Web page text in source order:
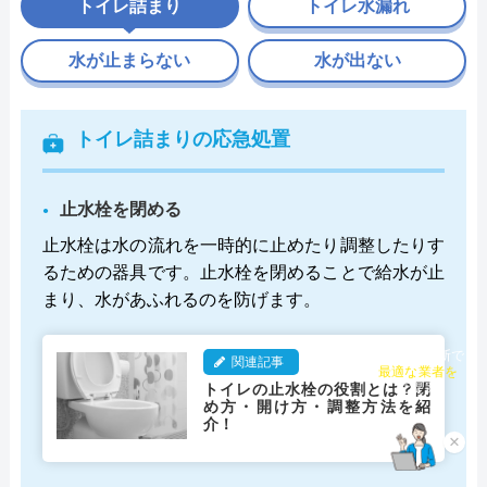
トイレ詰まり
トイレ詰まりの応急処置
止水栓を閉める
止水栓は水の流れを一時的に止めたり調整したりす
るための器具です。止水栓を閉めることで給水が止
まり、水があふれるのを防げます。
関連記事
トイレの止水栓の役割とは？閉
め方・開け方・調整方法を紹
介！
トイレ水漏れ
水が止まらない 水が出ない
×
チャット診断で
最適な業者を
ご提案